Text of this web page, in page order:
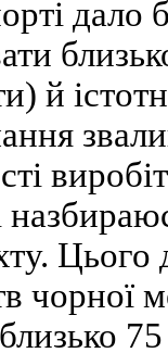
дало
й
Цього
чорної